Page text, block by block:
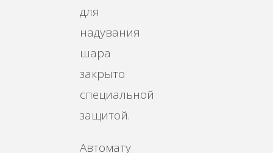
для
надувания
шара
закрыто
специальной
защитой.
Автомату